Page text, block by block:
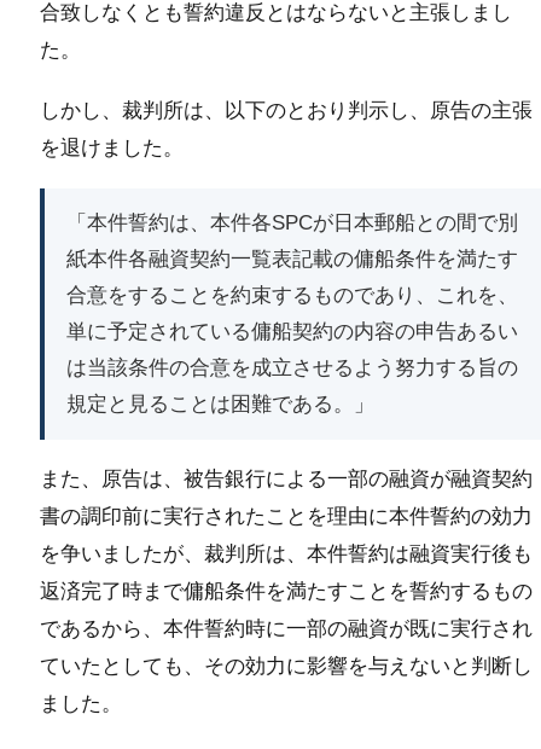
合致しなくとも誓約違反とはならないと主張しまし
た。
しかし、裁判所は、以下のとおり判示し、原告の主張
を退けました。
「本件誓約は、本件各SPCが日本郵船との間で別
紙本件各融資契約一覧表記載の傭船条件を満たす
合意をすることを約束するものであり、これを、
単に予定されている傭船契約の内容の申告あるい
は当該条件の合意を成立させるよう努力する旨の
規定と見ることは困難である。」
また、原告は、被告銀行による一部の融資が融資契約
書の調印前に実行されたことを理由に本件誓約の効力
を争いましたが、裁判所は、本件誓約は融資実行後も
返済完了時まで傭船条件を満たすことを誓約するもの
であるから、本件誓約時に一部の融資が既に実行され
ていたとしても、その効力に影響を与えないと判断し
ました。